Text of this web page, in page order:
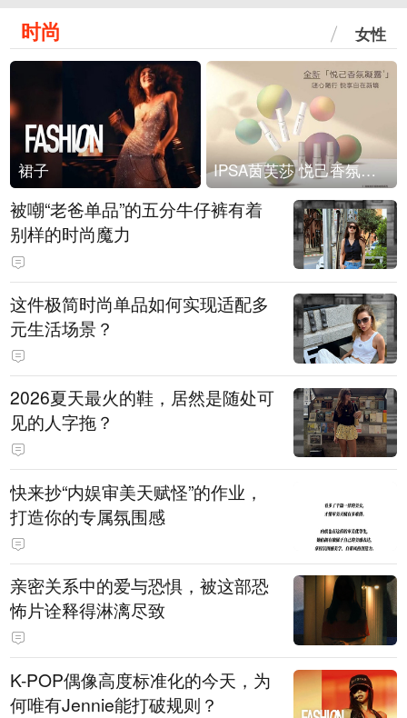
时尚 女性
裙子 IPSA茵芙莎 悦己香氛凝露上市
被嘲“老爸单品”的五分牛仔裤有着
别样的时尚魔力
这件极简时尚单品如何实现适配多
元生活场景？
2026夏天最火的鞋，居然是随处可
见的人字拖？
快来抄“内娱审美天赋怪”的作业，
打造你的专属氛围感
亲密关系中的爱与恐惧，被这部恐
怖片诠释得淋漓尽致
K-POP偶像高度标准化的今天，为
何唯有Jennie能打破规则？